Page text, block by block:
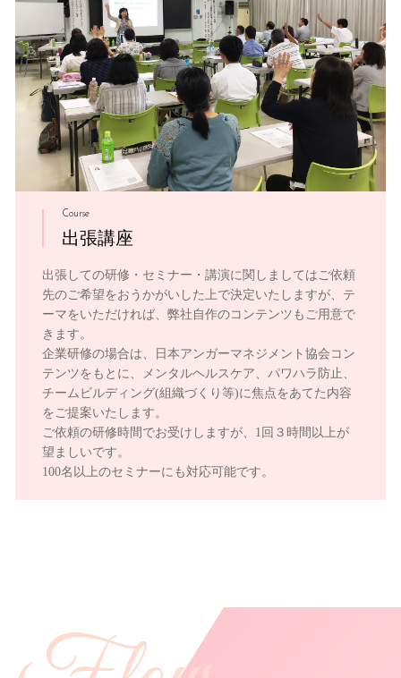
Course
出張講座
出張しての研修・セミナー・講演に関しましてはご依頼
先のご希望をおうかがいした上で決定いたしますが、テ
ーマをいただければ、弊社自作のコンテンツもご用意で
きます。
企業研修の場合は、日本アンガーマネジメント協会コン
テンツをもとに、メンタルヘルスケア、パワハラ防止、
チームビルディング(組織づくり等)に焦点をあてた内容
をご提案いたします。
ご依頼の研修時間でお受けしますが、1回３時間以上が
望ましいです。
100名以上のセミナーにも対応可能です。